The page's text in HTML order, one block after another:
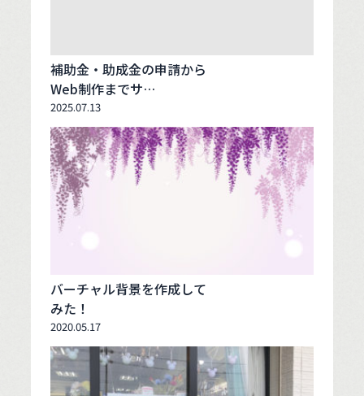
補助金・助成金の申請から
Web制作までサ…
2025.07.13
バーチャル背景を作成して
みた！
2020.05.17